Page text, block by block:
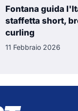
Fontana guida
staffetta short,
curling
11 Febbraio 2026